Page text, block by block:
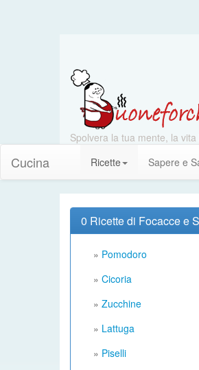
Spolvera la tua mente, la
Cucina Ricette Sapere e
0 Ricette di Focacce e
» Pomodoro
» Cicoria
» Zucchine
» Lattuga
» Piselli